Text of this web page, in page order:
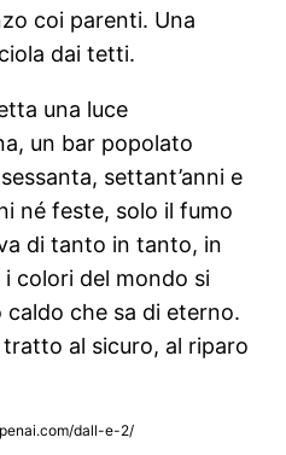
coi parenti. Una
dai tetti.
una luce
un bar popolato
settant’anni e
né feste, solo il fumo
di tanto in tanto, in
colori del mondo si
che sa di eterno.
tratto al sicuro, al riparo
dall-e-2/